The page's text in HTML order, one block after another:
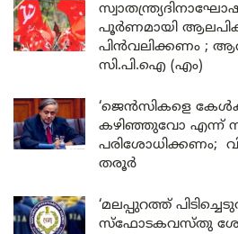
പൂർണമായി
പിൻവലിക്കണം ;
സി.പി.ഐ (എം)
‘ജെൻസികളെ
കഴിഞ്ഞുവോ എന്ന്
പരിശോധിക്കണം;
തരൂർ
‘മലപ്പുറത്ത്
സ്ഫോടകവസ്തു